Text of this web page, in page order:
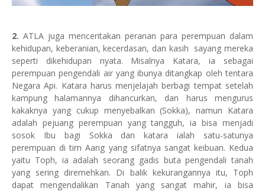
2. ATLA juga menceritakan peranan para perempuan dalam
kehidupan, keberanian, kecerdasan, dan kasih sayang mereka
seperti dikehidupan nyata. Misalnya Katara, ia sebagai
perempuan pengendali air yang ibunya ditangkap oleh tentara
Negara Api. Katara harus menjelajah berbagi tempat setelah
kampung halamannya dihancurkan, dan harus mengurus
kakaknya yang cukup menyebalkan (Sokka), namun Katara
adalah pejuang perempuan yang tangguh, ia bisa menjadi
sosok Ibu bagi Sokka dan katara ialah satu-satunya
perempuan di tim Aang yang sifatnya sangat keibuan. Kedua
yaitu Toph, ia adalah seorang gadis buta pengendali tanah
yang sering diremehkan. Di balik kekurangannya itu, Toph
dapat mengendalikan Tanah yang sangat mahir, ia bisa